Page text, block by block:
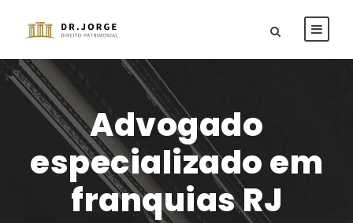
Advogado
especializado em
franquias RJ